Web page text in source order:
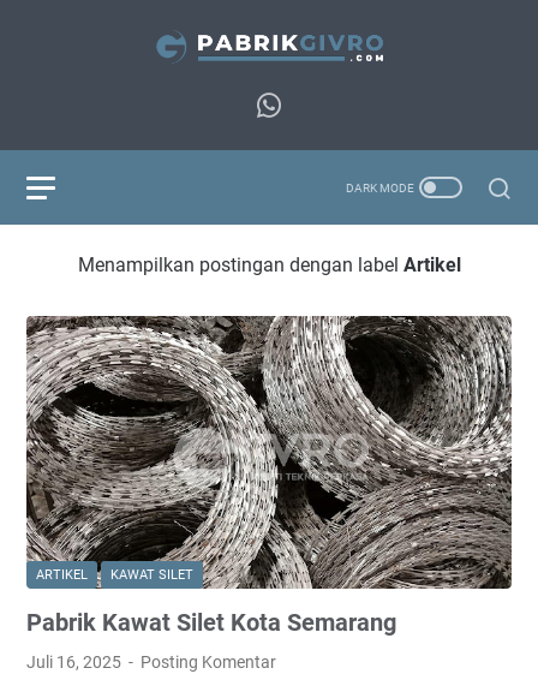
Menampilkan postingan dengan label Artikel
ARTIKEL KAWAT SILET
Pabrik Kawat Silet Kota Semarang
Juli 16, 2025 Posting Komentar